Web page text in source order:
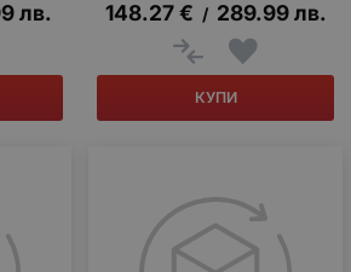
лв. 148.27 € / 289.99 лв.
КУПИ